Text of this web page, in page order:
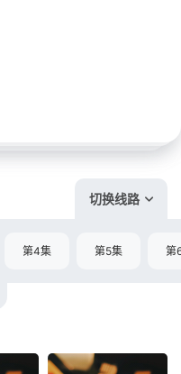
切换线路
第4集 第5集 第